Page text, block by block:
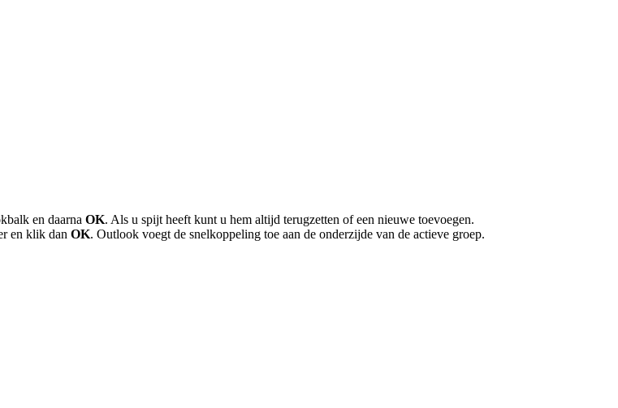
en daarna OK. Als u spijt heeft kunt u hem altijd terugzetten of een nieuwe toevoegen.
en klik dan OK. Outlook voegt de snelkoppeling toe aan de onderzijde van de actieve groep.